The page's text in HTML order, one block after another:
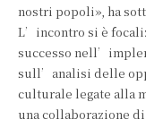
nostri popoli», ha
L’incontro si è
successo
sull’analisi delle
culturale legate alla
una collaborazione